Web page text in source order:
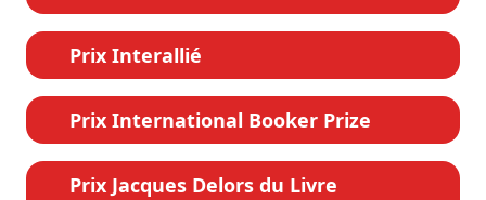
Prix Interallié
Prix International Booker Prize
Prix Jacques Delors du Livre